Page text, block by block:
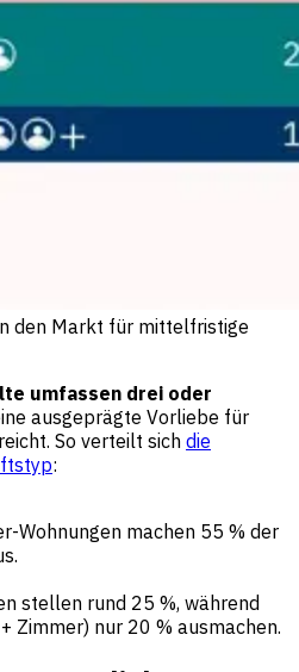
den Markt für mittelfristige
umfassen drei oder
ausgeprägte Vorliebe für
So verteilt sich die
:
Wohnungen machen 55 % der
stellen rund 25 %, während
Zimmer) nur 20 % ausmachen.